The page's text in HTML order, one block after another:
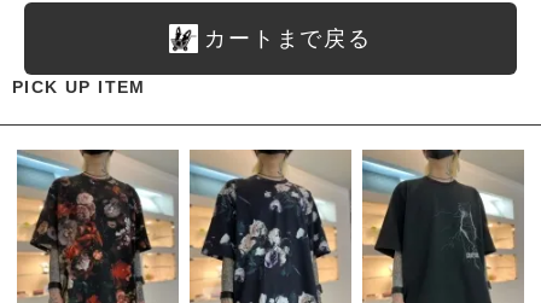
カートまで戻る
PICK UP ITEM